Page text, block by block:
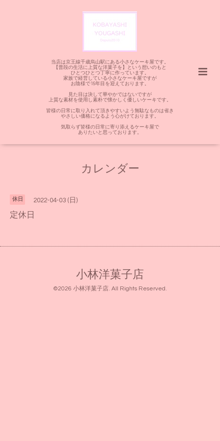
当店は京王線千歳烏山駅にある小さなケーキ屋です。
【普段の生活に上質な洋菓子を】という想いのもと
ひとつひとつ丁寧に作っています。
家族で経営している小さなケーキ屋ですが
お陰様で15年目を迎えております。
見た目は決して華やかではないですが
上質な素材を使用し素朴で懐かしく優しいケーキです。
皆様の日常に取り入れて頂きやすいよう無駄なものは省き
やさしい価格になるよう心がけております。
気取らず皆様の日常に寄り添えるケーキ屋で
ありたいと思っております。
カレンダー
休日 2022-04-03 (日)
定休日
小林洋菓子店
©2026 小林洋菓子店. All Rights Reserved.